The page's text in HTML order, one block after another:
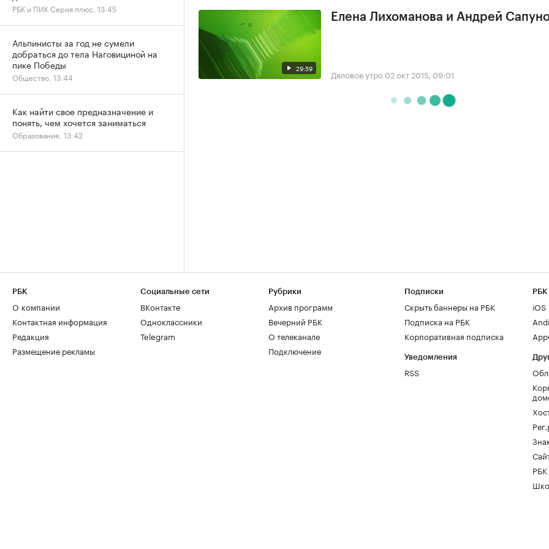
29:59
Елена Лихоманова и Андрей
Деловое утро 02 окт 2015, 09:01
РБК и ПИК Серия плюс, 13:45
Альпинисты за год не сумели
добраться до тела Наговициной на
пике Победы
Общество, 13:44
Как найти свое предназначение и
понять, чем хочется заниматься
Образование, 13:42
РБК
О компании
Контактная информация
Редакция
Размещение рекламы
Социальные сети
ВКонтакте
Одноклассники
Telegram
Рубрики
Архив программ
Вечерний РБК
О телеканале
Подключение
Подписки
Скрыть баннеры на РБК
Подписка на РБК
Корпоративная подписка
Уведомления
RSS
РБК
iOS